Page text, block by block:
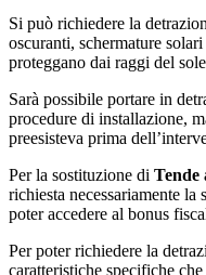
Si può richiedere la
oscuranti, schermature
proteggano dai raggi del
Sarà possibile portare in
procedure di installazione,
preesisteva prima
Per la sostituzione di Tende
richiesta necessariamente
poter accedere al bonus
Per poter richiedere la
caratteristiche specifiche